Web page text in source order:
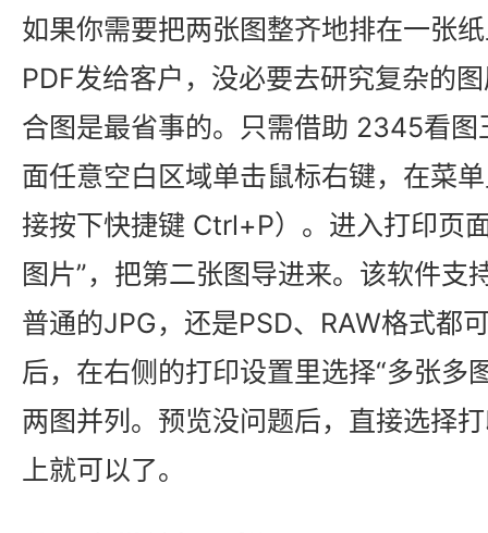
如果你需要把两张图整齐地排在一张
PDF发给客户，没必要去研究复杂的
合图是最省事的。只需借助 2345看
面任意空白区域单击鼠标右键，在菜
接按下快捷键 Ctrl+P）。进入打印页
图片”，把第二张图导进来。该软件支
普通的JPG，还是PSD、RAW格式都
后，在右侧的打印设置里选择“多张多
两图并列。预览没问题后，直接选择
上就可以了。